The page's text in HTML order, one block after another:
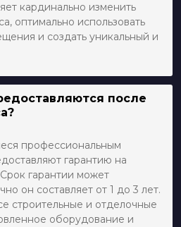
кардинально изменить
оптимально использовать
и создать уникальный и
после
профессиональным
гарантию на
гарантии может
он составляет от 1 до 3 лет.
строительные и отделочные
оборудование и